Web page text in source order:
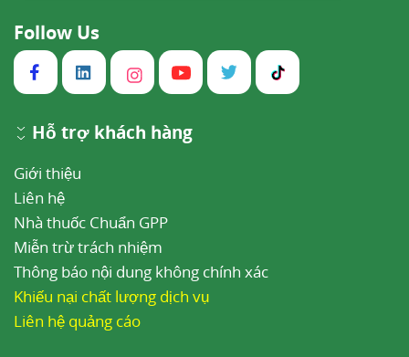
Follow Us
Hỗ trợ khách hàng
Giới thiệu
Liên hệ
Nhà thuốc Chuẩn GPP
Miễn trừ trách nhiệm
Thông báo nội dung không chính xác
Khiếu nại chất lượng dịch vụ
Liên hệ quảng cáo